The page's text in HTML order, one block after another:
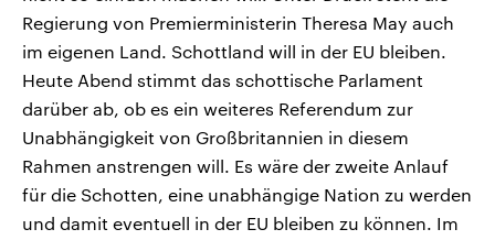
Regierung von Premierministerin Theresa May auch
im eigenen Land. Schottland will in der EU bleiben.
Heute Abend stimmt das schottische Parlament
darüber ab, ob es ein weiteres Referendum zur
Unabhängigkeit von Großbritannien in diesem
Rahmen anstrengen will. Es wäre der zweite Anlauf
für die Schotten, eine unabhängige Nation zu werden
und damit eventuell in der EU bleiben zu können. Im